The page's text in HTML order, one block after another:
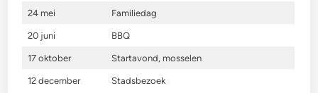
24 mei Familiedag
20 juni BBQ
17 oktober Startavond, mosselen
12 december Stadsbezoek